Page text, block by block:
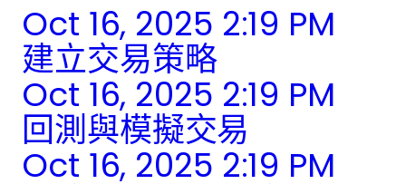
Oct 16, 2025 2:19 PM
建立交易策略
Oct 16, 2025 2:19 PM
回測與模擬交易
Oct 16, 2025 2:19 PM